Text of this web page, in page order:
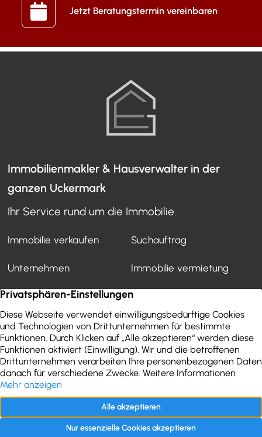
Jetzt Beratungstermin vereinbaren
Immobilienmakler & Hausverwalter in der
ganzen Uckermark
Ihr Service rund um die Immobilie.
Immobilie verkaufen Suchauftrag
Unternehmen Immobilie vermietung
Mietverwaltung Kundenstimmen
Finanzierung WEG-Verwaltung
Aktuelles Wertermittlung
Immobilien-Ratgeber Kontakt
Datenschutz